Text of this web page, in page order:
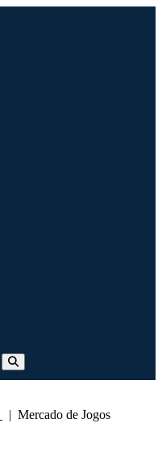
| Mercado de Jogos